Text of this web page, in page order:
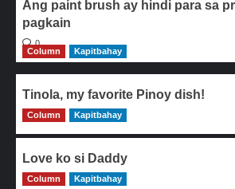
Ang paint brush ay hindi para sa
pagkain
0
Column
Kapitbahay
Tinola, my favorite Pinoy dish!
0
Column Kapitbahay
Love ko si Daddy
0
Column Kapitbahay